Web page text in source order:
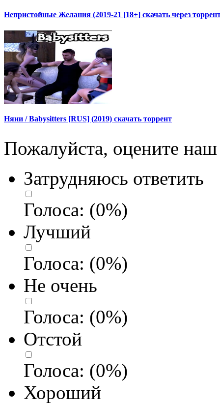
Непристойные Желания (2019-21 [18+] скачать через
Няни / Babysitters [RUS] (2019) скачать торрент
Пожалуйста, оцените наш
Затрудняюсь ответить
Голоса: (0%)
Лучший
Голоса: (0%)
Не очень
Голоса: (0%)
Отстой
Голоса: (0%)
Хороший